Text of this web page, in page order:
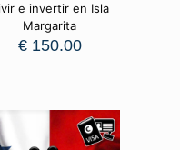
e invertir en Isla
Margarita
€150.00